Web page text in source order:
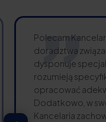
Polecam
doradztwa
dysponuje
rozumieją
opracować
Dodatkowo, w
Kancelaria